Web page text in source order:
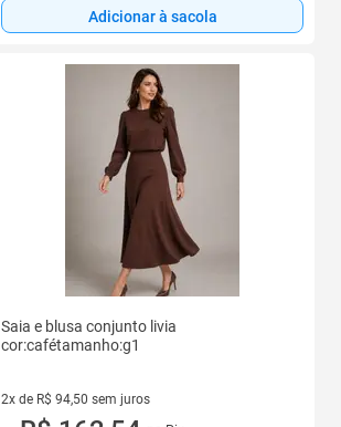
Adicionar à sacola
Saia e blusa conjunto livia
cor:cafétamanho:g1
2x de R$ 94,50 sem juros
2 vez de R$ 94,50 sem juros